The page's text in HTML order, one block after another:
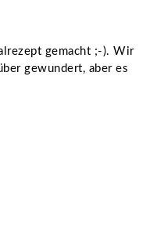
gemacht ;-). Wir
gewundert, aber es